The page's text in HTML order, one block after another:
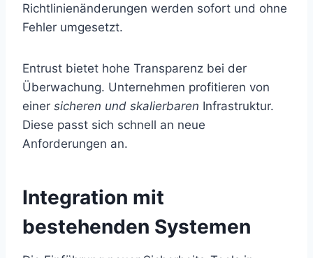
Richtlinienänderungen werden sofort und ohne
Fehler umgesetzt.
Entrust bietet hohe Transparenz bei der
Überwachung. Unternehmen profitieren von
einer sicheren und skalierbaren Infrastruktur.
Diese passt sich schnell an neue
Anforderungen an.
Integration mit
bestehenden Systemen